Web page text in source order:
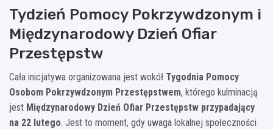
Tydzień Pomocy Pokrzywdzonym i
Międzynarodowy Dzień Ofiar
Przestępstw
Cała inicjatywa organizowana jest wokół Tygodnia Pomocy
Osobom Pokrzywdzonym Przestępstwem, którego kulminacją
jest Międzynarodowy Dzień Ofiar Przestępstw przypadający
na 22 lutego. Jest to moment, gdy uwaga lokalnej społeczności